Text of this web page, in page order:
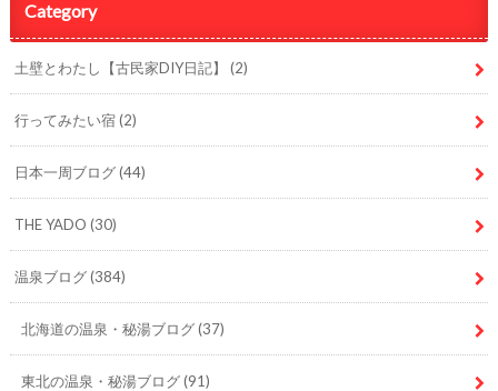
Category
土壁とわたし【古民家DIY日記】 (2)
行ってみたい宿(2)
日本一周ブログ(44)
THE YADO (30)
温泉ブログ(384)
北海道の温泉・秘湯ブログ(37)
東北の温泉・秘湯ブログ(91)